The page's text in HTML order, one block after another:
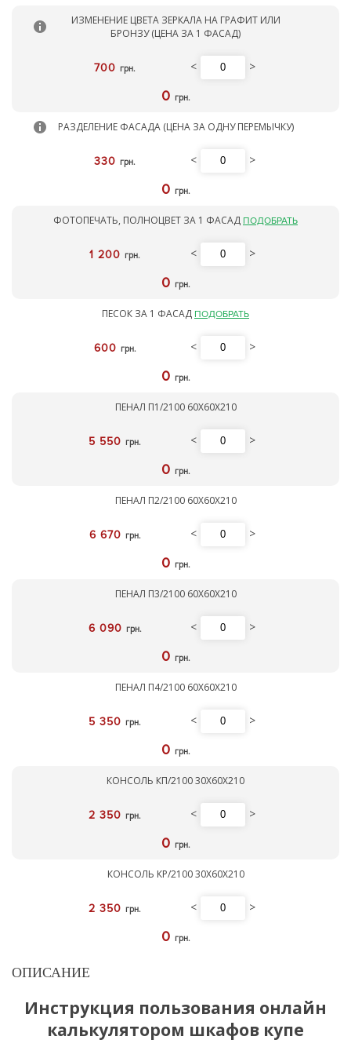
ИЗМЕНЕНИЕ ЦВЕТА ЗЕРКАЛА НА ГРАФИТ ИЛИ
БРОНЗУ (ЦЕНА ЗА 1 ФАСАД)
700 грн. < >
0 грн.
РАЗДЕЛЕНИЕ ФАСАДА (ЦЕНА ЗА ОДНУ ПЕРЕМЫЧКУ)
330 грн. < >
0 грн.
ФОТОПЕЧАТЬ, ПОЛНОЦВЕТ ЗА 1 ФАСАД ПОДОБРАТЬ
1 200 грн. < >
0 грн.
ПЕСОК ЗА 1 ФАСАД ПОДОБРАТЬ
600 грн. < >
0 грн.
ПЕНАЛ П1/2100 60Х60Х210
5 550 грн. < >
0 грн.
ПЕНАЛ П2/2100 60Х60Х210
6 670 грн. < >
0 грн.
ПЕНАЛ П3/2100 60Х60Х210
6 090 грн. < >
0 грн.
ПЕНАЛ П4/2100 60Х60Х210
5 350 грн. < >
0 грн.
КОНСОЛЬ КП/2100 30Х60Х210
2 350 грн. < >
0 грн.
КОНСОЛЬ КР/2100 30Х60Х210
2 350 грн. < >
0 грн.
ОПИСАНИЕ
Инструкция пользования онлайн
калькулятором шкафов купе